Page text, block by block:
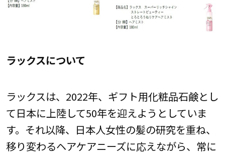
ラックスについて
ラックスは、2022年、ギフト用化粧品石鹸とし
て日本に上陸して50年を迎えようとしていま
す。それ以降、日本人女性の髪の研究を重ね、
移り変わるヘアケアニーズに応えながら、常に